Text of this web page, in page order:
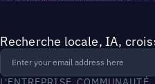
Recherche locale, IA,